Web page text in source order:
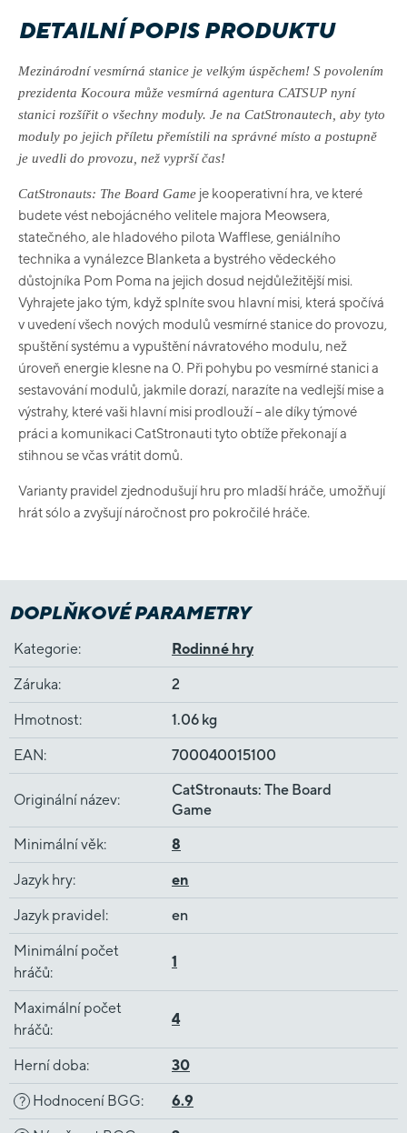
DETAILNÍ POPIS PRODUKTU
Mezinárodní vesmírná stanice je velkým úspěchem! S povolením
prezidenta Kocoura může vesmírná agentura CATSUP nyní
stanici rozšířit o všechny moduly. Je na CatStronautech, aby tyto
moduly po jejich příletu přemístili na správné místo a postupně
je uvedli do provozu, než vyprší čas!
CatStronauts: The Board Game je kooperativní hra, ve které
budete vést nebojácného velitele majora Meowsera,
statečného, ale hladového pilota Wafflese, geniálního
technika a vynálezce Blanketa a bystrého vědeckého
důstojníka Pom Poma na jejich dosud nejdůležitější misi.
Vyhrajete jako tým, když splníte svou hlavní misi, která spočívá
v uvedení všech nových modulů vesmírné stanice do provozu,
spuštění systému a vypuštění návratového modulu, než
úroveň energie klesne na 0. Při pohybu po vesmírné stanici a
sestavování modulů, jakmile dorazí, narazíte na vedlejší mise a
výstrahy, které vaši hlavní misi prodlouží – ale díky týmové
práci a komunikaci CatStronauti tyto obtíže překonají a
stihnou se včas vrátit domů.
Varianty pravidel zjednodušují hru pro mladší hráče, umožňují
hrát sólo a zvyšují náročnost pro pokročilé hráče.
DOPLŇKOVÉ PARAMETRY
Kategorie: Rodinné hry
Záruka: 2
Hmotnost: 1.06 kg
EAN: 700040015100
Originální název:
CatStronauts: The Board
Game
Minimální věk: 8
Jazyk hry: en
Jazyk pravidel: en
Minimální počet
hráčů:
1
Maximální počet
hráčů:
4
Herní doba: 30
? Hodnocení BGG: 6.9